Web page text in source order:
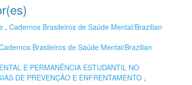
, Cadernos Brasileiros de Saúde Mental/Brazilian
Brasileiros de Saúde Mental/Brazilian
E PERMANÊNCIA ESTUDANTIL NO
DE PREVENÇÃO E ENFRENTAMENTO ,